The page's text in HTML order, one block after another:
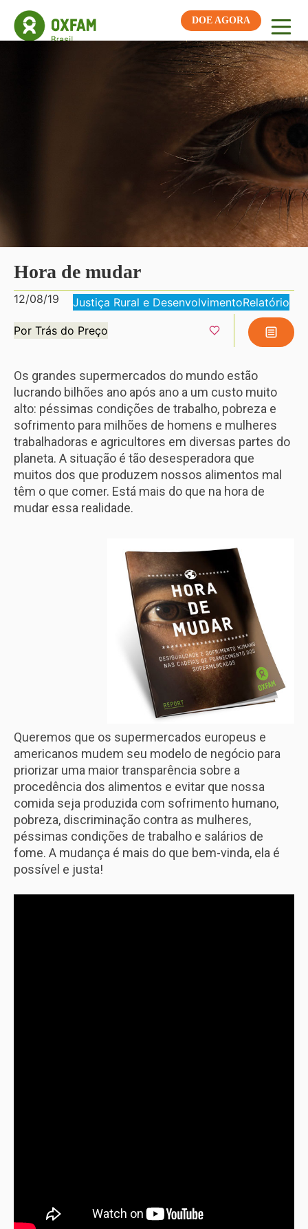
DOE AGORA
Hora de mudar
12/08/19 Justiça Rural e DesenvolvimentoRelatório
Por Trás do Preço
Os grandes supermercados do mundo estão
lucrando bilhões ano após ano a um custo muito
alto: péssimas condições de trabalho, pobreza e
sofrimento para milhões de homens e mulheres
trabalhadoras e agricultores em diversas partes do
planeta. A situação é tão desesperadora que
muitos dos que produzem nossos alimentos mal
têm o que comer. Está mais do que na hora de
mudar essa realidade.
Queremos que os supermercados europeus e
americanos mudem seu modelo de negócio para
priorizar uma maior transparência sobre a
procedência dos alimentos e evitar que nossa
comida seja produzida com sofrimento humano,
pobreza, discriminação contra as mulheres,
péssimas condições de trabalho e salários de
fome. A mudança é mais do que bem-vinda, ela é
possível e justa!